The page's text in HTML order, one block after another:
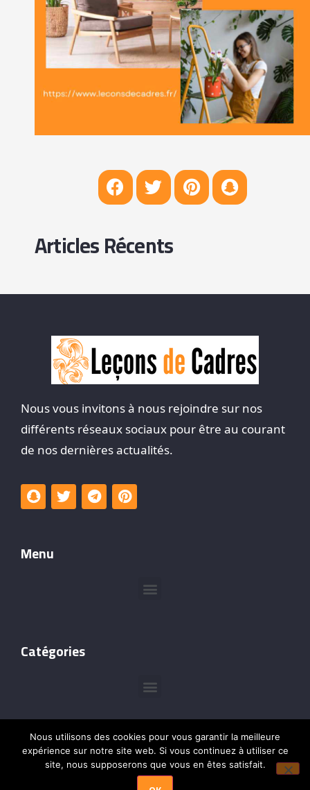
Articles Récents
Nous vous invitons à nous rejoindre sur nos
différents réseaux sociaux pour être au courant
de nos dernières actualités.
Menu
Catégories
Leçons de Cadres – Tous droits
Nous utilisons des cookies pour vous garantir la meilleure
expérience sur notre site web. Si vous continuez à utiliser ce
site, nous supposerons que vous en êtes satisfait.